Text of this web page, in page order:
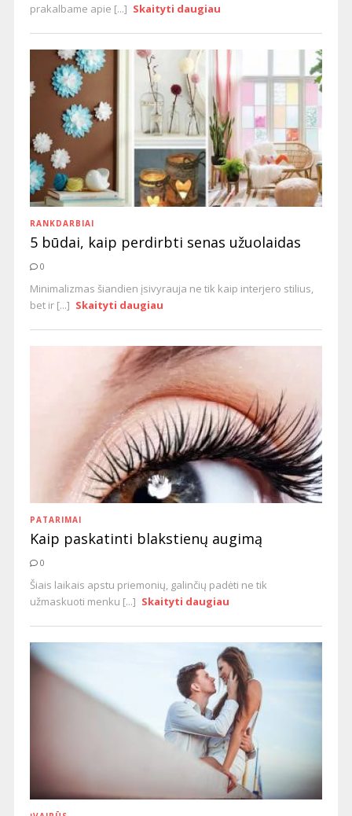
prakalbame apie [...] Skaityti daugiau
RANKDARBIAI
5 būdai, kaip perdirbti senas užuolaidas
0
Minimalizmas šiandien įsivyrauja ne tik kaip interjero stilius,
bet ir [...] Skaityti daugiau
PATARIMAI
Kaip paskatinti blakstienų augimą
0
Šiais laikais apstu priemonių, galinčių padėti ne tik
užmaskuoti menku [...] Skaityti daugiau